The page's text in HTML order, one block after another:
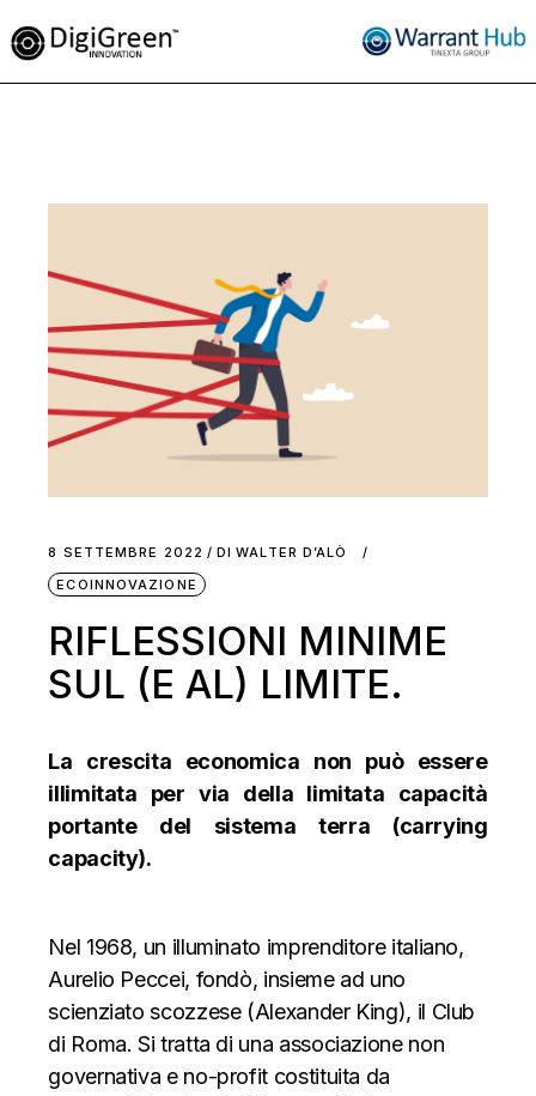
8 SETTEMBRE 2022 DI WALTER D’ALÒ
ECOINNOVAZIONE
RIFLESSIONI MINIME
SUL (E AL) LIMITE.
La crescita economica non può essere
illimitata per via della limitata capacità
portante del sistema terra (carrying
capacity).
Nel 1968, un illuminato imprenditore italiano,
Aurelio Peccei, fondò, insieme ad uno
scienziato scozzese (Alexander King), il Club
di Roma. Si tratta di una associazione non
governativa e no-profit costituita da